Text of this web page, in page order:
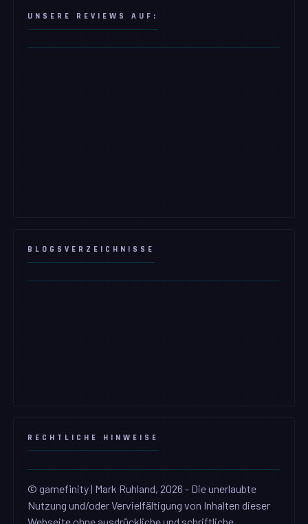
UNSERE REVIEWS AUF:
BLOGSVERZEICHNISSE
RECHTLICHE HINWEISE
© gamefinity | Mark Ruhland, 2026 - Die unerlaubte
Nutzung und/oder Vervielfältigung von Inhalten dieser